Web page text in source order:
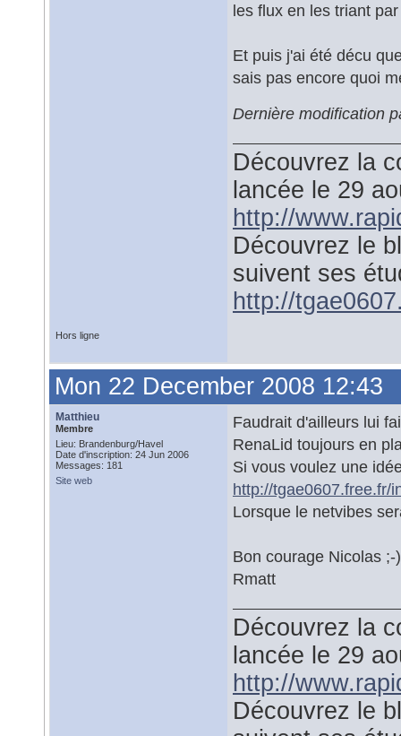
les flux en les triant
Et puis j'ai été décu
sais pas encore quoi
Dernière modification
Découvrez la
lancée le 29
http://
Découvrez le
suivent ses
http://
Hors ligne
Mon 22 December 2008 12:43
Matthieu
Membre
Lieu: Brandenburg/Havel
Date d'inscription: 24 Jun 2006
Messages: 181
Site web
Faudrait d'ailleurs lui
RenaLid toujours en
Si vous voulez une
http://tgae0607.free.fr/
Lorsque le netvibes
Bon courage Nicolas ;-)
Rmatt
Découvrez la
lancée le 29
http://
Découvrez le